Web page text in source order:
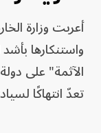
أعربت وزارة
واستنكارها بأشد
الآثمة" على
تعدّ انتهاكًا